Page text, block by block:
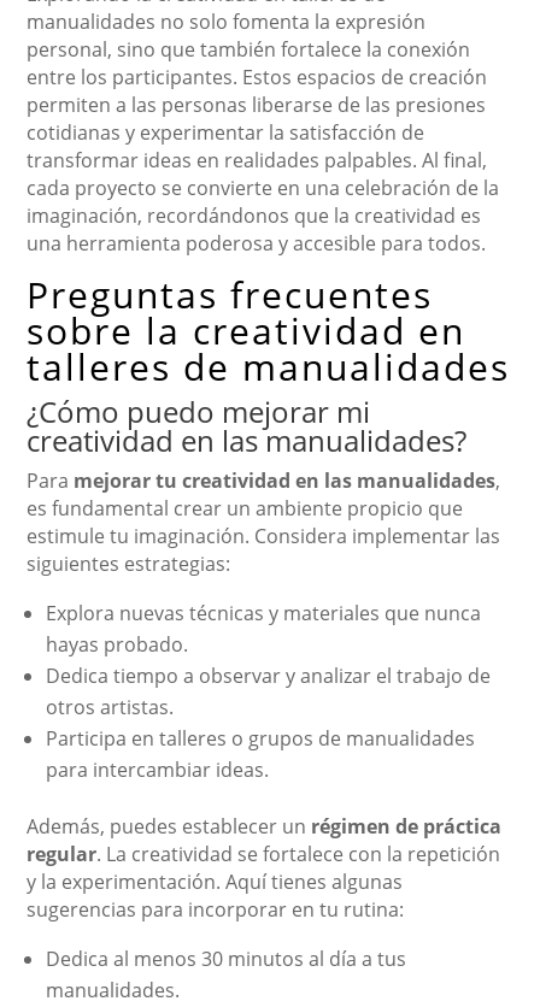
manualidades no solo fomenta la expresión
personal, sino que también fortalece la conexión
entre los participantes. Estos espacios de creación
permiten a las personas liberarse de las presiones
cotidianas y experimentar la satisfacción de
transformar ideas en realidades palpables. Al final,
cada proyecto se convierte en una celebración de la
imaginación, recordándonos que la creatividad es
una herramienta poderosa y accesible para todos.
Preguntas frecuentes
sobre la creatividad en
talleres de manualidades
¿Cómo puedo mejorar mi
creatividad en las manualidades?
Para mejorar tu creatividad en las manualidades,
es fundamental crear un ambiente propicio que
estimule tu imaginación. Considera implementar las
siguientes estrategias:
Explora nuevas técnicas y materiales que nunca
hayas probado.
Dedica tiempo a observar y analizar el trabajo de
otros artistas.
Participa en talleres o grupos de manualidades
para intercambiar ideas.
Además, puedes establecer un régimen de práctica
regular. La creatividad se fortalece con la repetición
y la experimentación. Aquí tienes algunas
sugerencias para incorporar en tu rutina:
Dedica al menos 30 minutos al día a tus
manualidades.